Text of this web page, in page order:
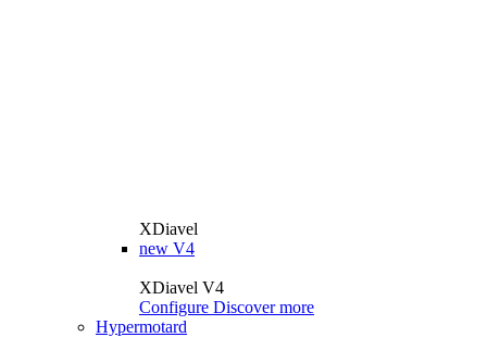
XDiavel
new V4
XDiavel V4
Configure Discover more
Hypermotard